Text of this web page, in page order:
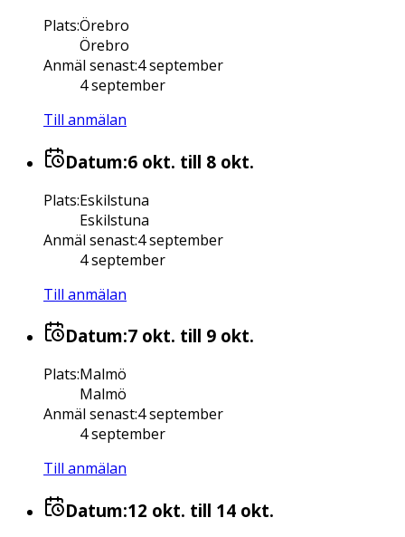
Plats:Örebro
Örebro
Anmäl senast:4 september
4 september
Till anmälan
Datum:6 okt. till 8 okt.
Plats:Eskilstuna
Eskilstuna
Anmäl senast:4 september
4 september
Till anmälan
Datum:7 okt. till 9 okt.
Plats:Malmö
Malmö
Anmäl senast:4 september
4 september
Till anmälan
Datum:12 okt. till 14 okt.